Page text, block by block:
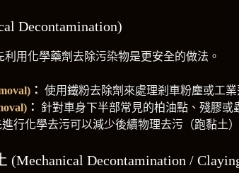
Decontamination)
用化學藥劑去除污染物是更安全的做法。
： 使用鐵粉去除劑來處理剎車粉塵或工
：
針對車身下半部常見的柏油點、殘膠或
進行化學去污可以減少後續物理去污（跑黏土
(Mechanical Decontamination /